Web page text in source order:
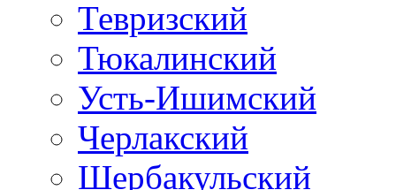
Тевризский
Тюкалинский
Усть-Ишимский
Черлакский
Шербакульский